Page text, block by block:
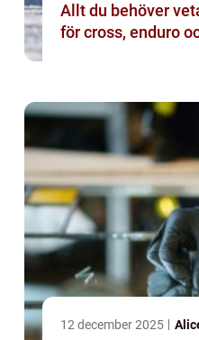
Allt du behöver
för cross, enduro
12 december 2025